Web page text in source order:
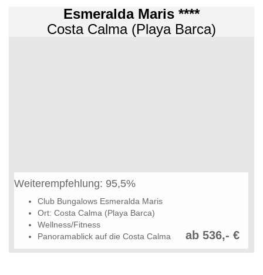
Esmeralda Maris ****
Costa Calma (Playa Barca)
Weiterempfehlung: 95,5%
Club Bungalows Esmeralda Maris
Ort: Costa Calma (Playa Barca)
Wellness/Fitness
Panoramablick auf die Costa Calma
ab 536,- €